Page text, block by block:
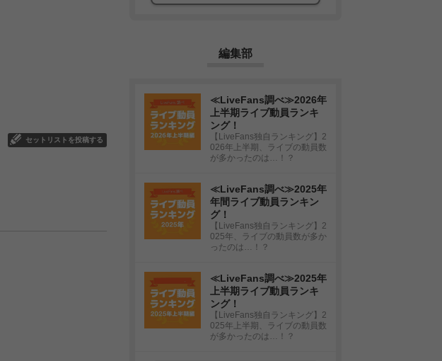
セットリストを投稿する
編集部
≪LiveFans調べ≫2026年
上半期ライブ動員ランキ
ング！
【LiveFans独自ランキング】2
026年上半期、ライブの動員数
が多かったのは…！？
≪LiveFans調べ≫2025年
年間ライブ動員ランキン
グ！
【LiveFans独自ランキング】2
025年、ライブの動員数が多か
ったのは…！？
≪LiveFans調べ≫2025年
上半期ライブ動員ランキ
ング！
【LiveFans独自ランキング】2
025年上半期、ライブの動員数
が多かったのは…！？